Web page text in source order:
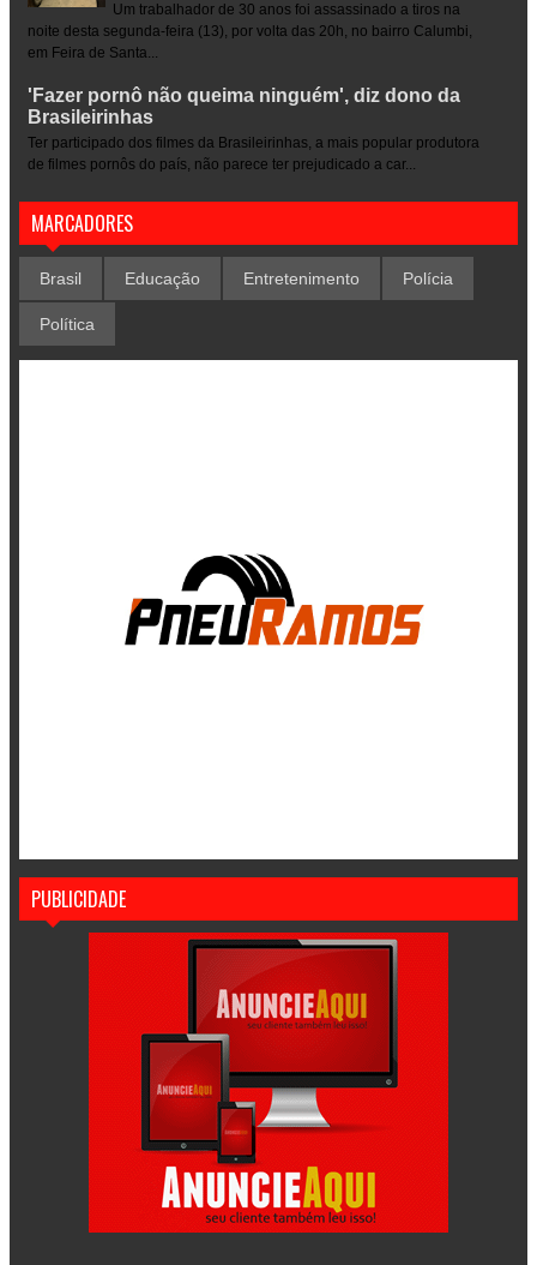
Um trabalhador de 30 anos foi assassinado a tiros na
noite desta segunda-feira (13), por volta das 20h, no bairro Calumbi,
em Feira de Santa...
'Fazer pornô não queima ninguém', diz dono da
Brasileirinhas
Ter participado dos filmes da Brasileirinhas, a mais popular produtora
de filmes pornôs do país, não parece ter prejudicado a car...
MARCADORES
Brasil Educação Entretenimento Polícia
Política
PUBLICIDADE